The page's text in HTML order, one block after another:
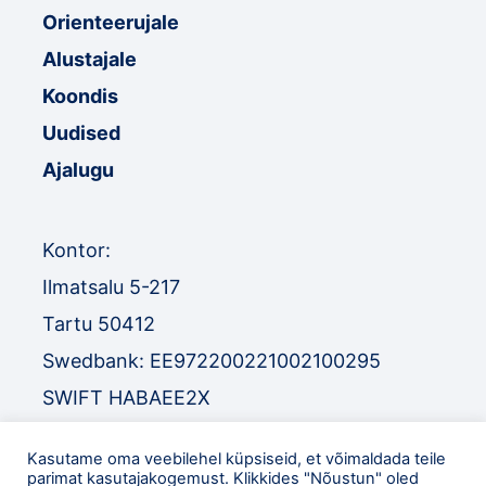
Orienteerujale
Alustajale
Koondis
Uudised
Ajalugu
Kontor:
Ilmatsalu 5-217
Tartu 50412
Swedbank: EE972200221002100295
SWIFT HABAEE2X
SWIFT EEUHEE2X
Kasutame oma veebilehel küpsiseid, et võimaldada teile
parimat kasutajakogemust. Klikkides "Nõustun" oled